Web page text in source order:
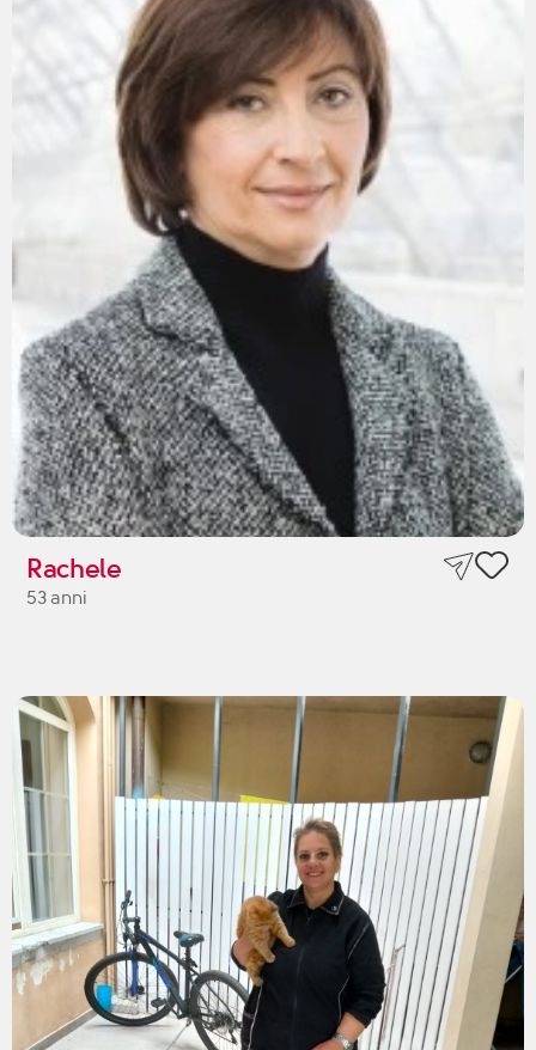
Rachele
53 anni